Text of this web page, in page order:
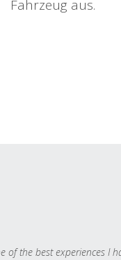
Fahrzeug aus.
of the best experiences I